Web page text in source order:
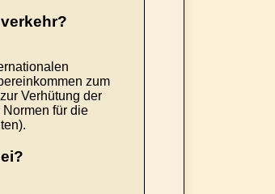
zum
Verhütung der
für die